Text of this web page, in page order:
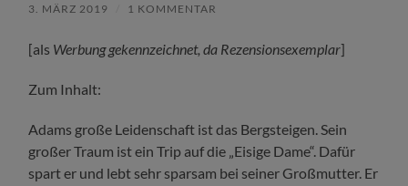
3. MÄRZ 2019 1 KOMMENTAR
[als Werbung gekennzeichnet, da Rezensionsexemplar]
Zum Inhalt:
Adams große Leidenschaft ist das Bergsteigen. Sein
großer Traum ist ein Trip auf die „Eisige Dame“. Dafür
spart er und lebt sehr sparsam bei seiner Großmutter. Er